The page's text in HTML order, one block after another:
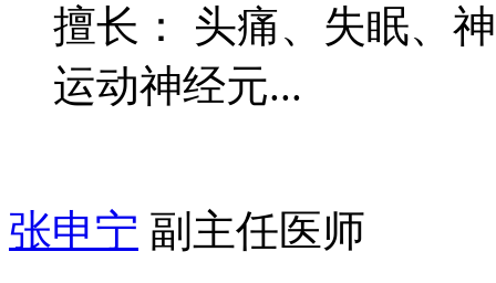
擅长： 头痛、失眠、
运动神经元...
张申宁 副主任医师